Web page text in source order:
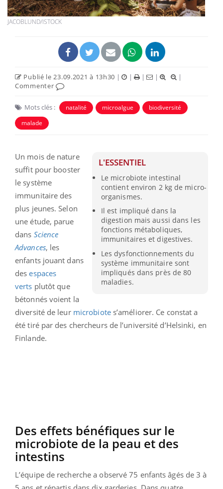
JACOBLUND/ISTOCK
Publié le 23.09.2021 à 13h30 | | | |
|
Commenter
Mots clés : natalité microalgue
biodiversité
malade
L'ESSENTIEL
Le microbiote intestinal
contient environ 2 kg de micro-
organismes.
Il est impliqué dans la
digestion mais aussi dans les
fonctions métaboliques,
immunitaires et digestives.
Les dysfonctionnements du
système immunitaire sont
impliqués dans près de 80
maladies.
Un mois de nature
suffit pour booster
le système
immunitaire des
plus jeunes. Selon
une étude, parue
dans Science
Advances, les
enfants jouant dans
desespaces
verts plutôt que
bétonnés voient la
diversité de leur microbiotes’améliorer. Ce constat a
été tiré par des chercheurs de l’université d’Helsinki, en
Finlande.
Des effets bénéfiques sur le
microbiote de la peau et des
intestins
L’équipe de recherche a observé 75 enfants âgés de 3 à